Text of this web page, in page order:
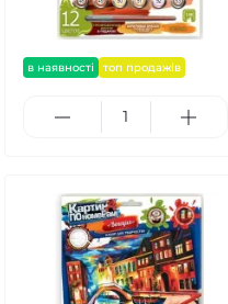
в наявності топ продажів